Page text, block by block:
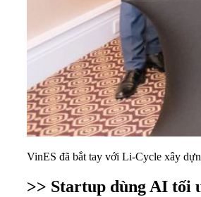
VinES đã bắt tay với Li-Cycle xây
>> Startup dùng AI tối